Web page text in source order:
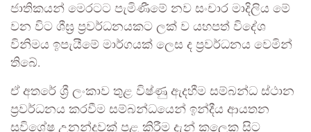
ජාතිකයන් මෙරටට පැමිණීමේ නව සංචාර මාදිලිය මේ
වන විට ශීඝ්‍ර ප්‍රවර්ධනයකට ලක් ව යහපත් විදේශ
විනිමය ඉපැයීමේ මාර්ගයක් ලෙස ද ප්‍රවර්ධනය වෙමින්
තිබේ.
ඒ අතරේ ශ්‍රී ලංකාව තුළ විෂ්ණු ඇදහීම සම්බන්ධ ස්ථාන
ප්‍රවර්ධනය කරවීම සම්බන්ධයෙන් ඉන්දීය ආයතන
සුවිශේෂ උනන්දුවක් පළ කිරීම දැන් කලෙක සිට